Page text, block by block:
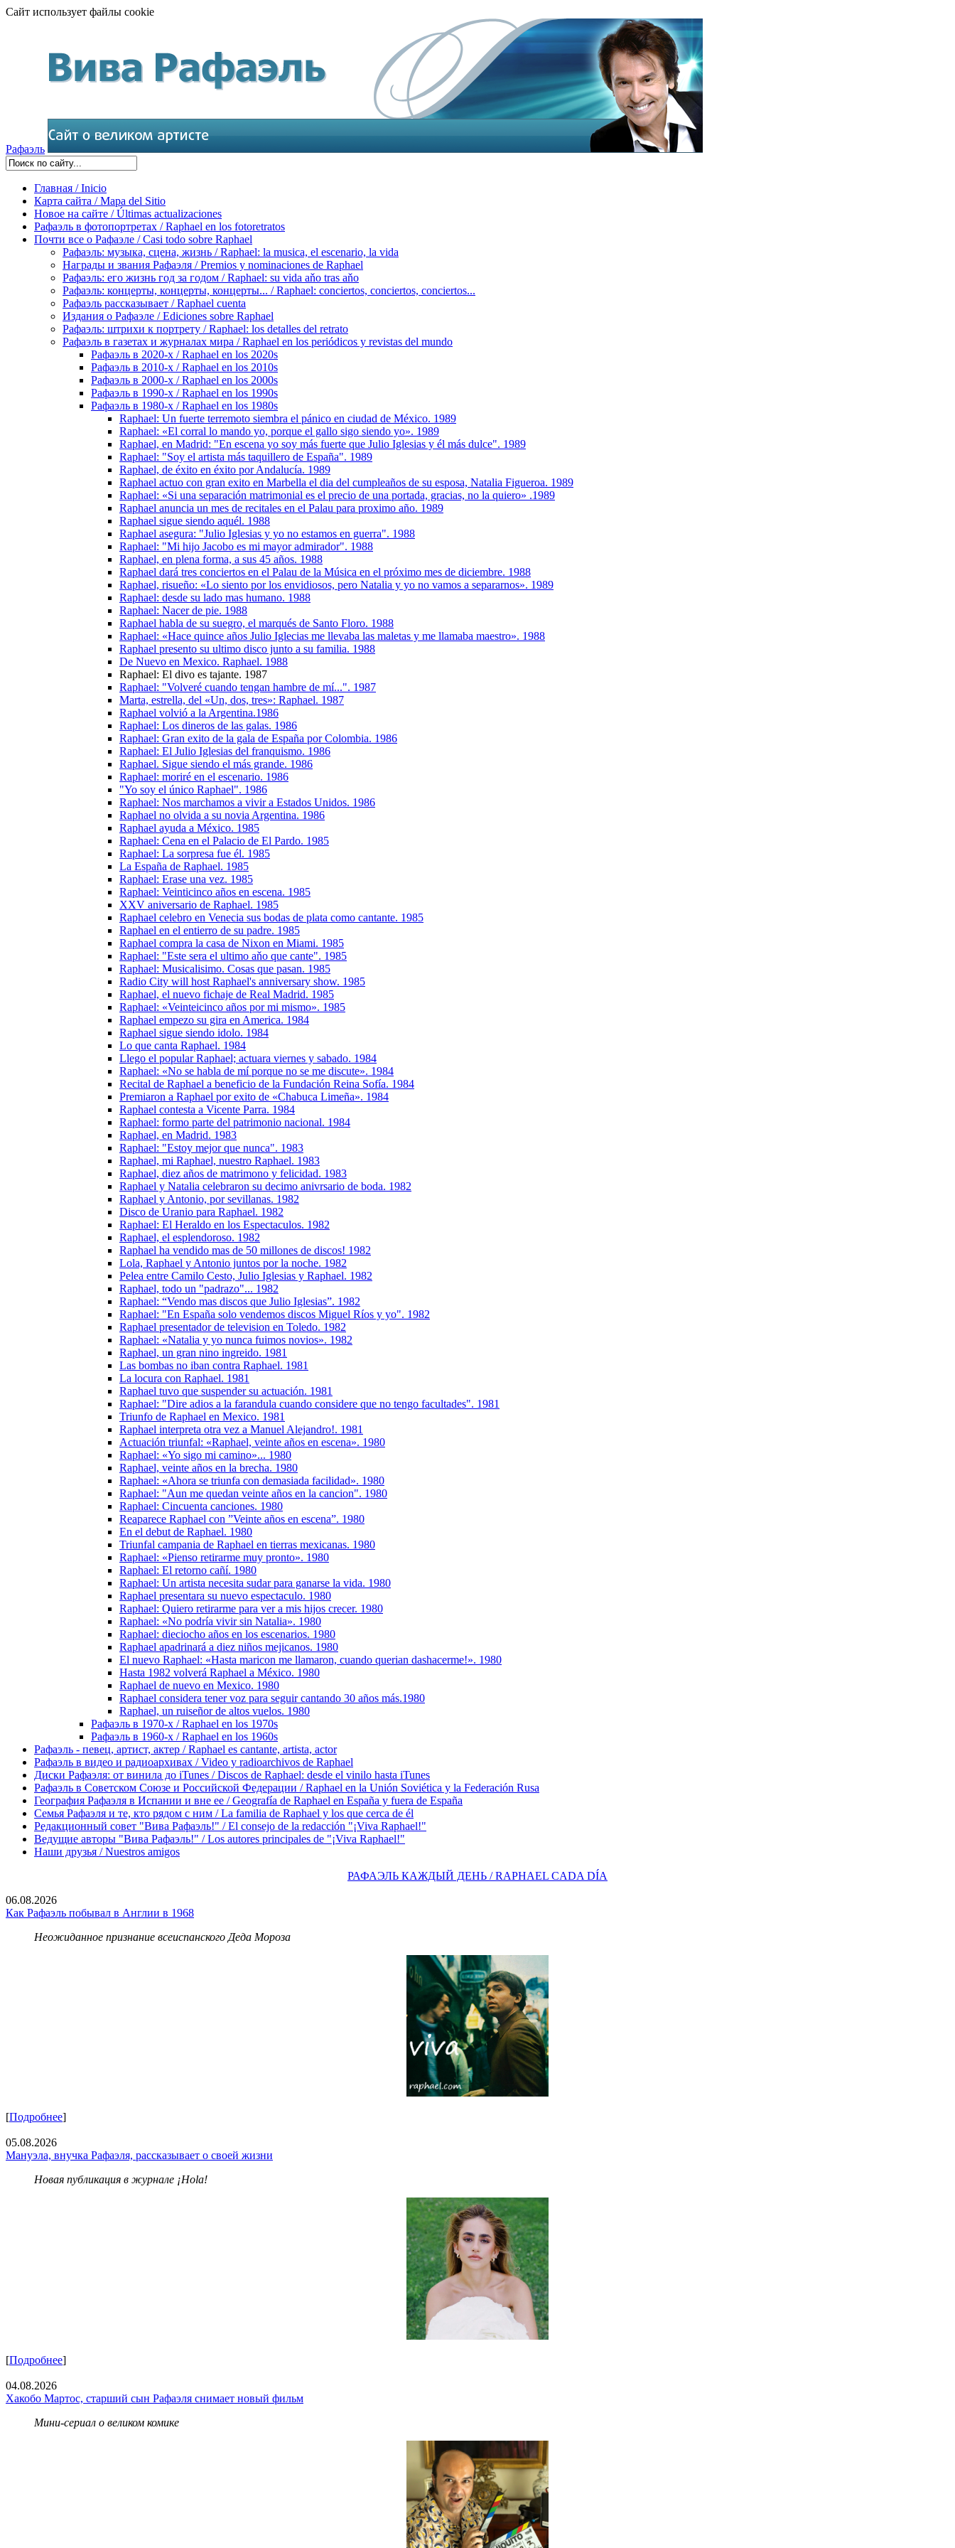
Сайт использует файлы cookie
Рафаэль
Главная / Inicio
Карта сайта / Mapa del Sitio
Новое на сайте / Últimas actualizaciones
Рафаэль в фотопортретах / Raphael en los fotoretratos
Почти все о Рафаэле / Casi todo sobre Raphael
Рафаэль: музыка, сцена, жизнь / Raphael: la musica, el escenario, la vida
Награды и звания Рафаэля / Premios y nominaciones de Raphael
Рафаэль: его жизнь год за годом / Raphael: su vida aňo tras aňo
Рафаэль: концерты, концерты, концерты... / Raphael: conciertos, сonciertos, сonciertos...
Рафаэль рассказывает / Raphael cuenta
Издания о Рафаэле / Ediciones sobre Raphael
Рафаэль: штрихи к портрету / Raphael: los detalles del retrato
Рафаэль в газетах и журналах мира / Raphael en los periódicos y revistas del mundo
Рафаэль в 2020-х / Raphael en los 2020s
Рафаэль в 2010-х / Raphael en los 2010s
Рафаэль в 2000-х / Raphael en los 2000s
Рафаэль в 1990-х / Raphael en los 1990s
Рафаэль в 1980-х / Raphael en los 1980s
Raphael: Un fuerte terremoto siembra el pánico en ciudad de México. 1989
Raphael: «El corral lo mando yo, porque el gallo sigo siendo yo». 1989
Raphael, en Madrid: "En escena yo soy más fuerte que Julio Iglesias y él más dulce". 1989
Raphael: "Soy el artista más taquillero de España". 1989
Raphael, de éxito en éxito por Andalucía. 1989
Raphael actuo con gran exito en Marbella el dia del cumpleaños de su esposa, Natalia Figueroa. 1989
Raphael: «Si una separación matrimonial es el precio de una portada, gracias, no la quiero» .1989
Raphael anuncia un mes de recitales en el Palau para proximo año. 1989
Raphael sigue siendo aquél. 1988
Raphael asegura: "Julio Iglesias y yo no estamos en guerra". 1988
Raphael: "Mi hijo Jacobo es mi mayor admirador". 1988
Raphael, en plena forma, a sus 45 años. 1988
Raphael dará tres conciertos en el Palau de la Música en el próximo mes de diciembre. 1988
Raphael, risueño: «Lo siento por los envidiosos, pero Natalia y yo no vamos a separarnos». 1989
Raphael: desde su lado mas humano. 1988
Raphael: Nacer de pie. 1988
Raphael habla de su suegro, el marqués de Santo Floro. 1988
Raphael: «Hace quince años Julio Iglecias me llevaba las maletas y me llamaba maestro». 1988
Raphael presento su ultimo disco junto a su familia. 1988
De Nuevo en Mexico. Raphael. 1988
Raphael: El divo es tajante. 1987
Raphael: "Volveré cuando tengan hambre de mí...". 1987
Marta, estrella, del «Un, dos, tres»: Raphael. 1987
Raphael volvió a la Argentina.1986
Raphael: Los dineros de las galas. 1986
Raphael: Gran exito de la gala de España por Colombia. 1986
Raphael: El Julio Iglesias del franquismo. 1986
Raphael. Sigue siendo el más grande. 1986
Raphael: moriré en el escenario. 1986
"Yo soy el único Raphael". 1986
Raphael: Nos marchamos a vivir a Estados Unidos. 1986
Raphael no olvida a su novia Argentina. 1986
Raphael ayuda a México. 1985
Raphael: Cena en el Palacio de El Pardo. 1985
Raphael: La sorpresa fue él. 1985
La España de Raphael. 1985
Raphael: Erase una vez. 1985
Raphael: Veinticinco años en escena. 1985
XXV aniversario de Raphael. 1985
Raphael celebro en Venecia sus bodas de plata como cantante. 1985
Raphael en el entierro de su padre. 1985
Raphael compra la casa de Nixon en Miami. 1985
Raphael: "Este sera el ultimo aňo que cante". 1985
Raphael: Musicalisimo. Cosas que pasan. 1985
Radio City will host Raphael's anniversary show. 1985
Raphael, el nuevo fichaje de Real Madrid. 1985
Raphael: «Veinteicinco años por mi mismo». 1985
Raphael empezo su gira en America. 1984
Raphael sigue siendo idolo. 1984
Lo que canta Raphael. 1984
Llego el popular Raphael; actuara viernes y sabado. 1984
Raphael: «No se habla de mí porque no se me discute». 1984
Recital de Raphael a beneficio de la Fundación Reina Sofía. 1984
Premiaron a Raphael por exito de «Chabuca Limeña». 1984
Raphael contesta a Vicente Parra. 1984
Raphael: formo parte del patrimonio nacional. 1984
Raphael, en Madrid. 1983
Raphael: "Estoy mejor que nunca". 1983
Raphael, mi Raphael, nuestro Raphael. 1983
Raphael, diez años de matrimono y felicidad. 1983
Raphael y Natalia celebraron su decimo anivrsario de boda. 1982
Raphael y Antonio, por sevillanas. 1982
Disco de Uranio para Raphael. 1982
Raphael: El Heraldo en los Espectaculos. 1982
Raphael, el esplendoroso. 1982
Raphael ha vendido mas de 50 millones de discos! 1982
Lola, Raphael y Antonio juntos por la noche. 1982
Pelea entre Camilo Cesto, Julio Iglesias y Raphael. 1982
Raphael, todo un "padrazo"... 1982
Raphael: “Vendo mas discos que Julio Iglesias”. 1982
Raphael: "En España solo vendemos discos Miguel Ríos y yo". 1982
Raphael presentador de television en Toledo. 1982
Raphael: «Natalia y yo nunca fuimos novios». 1982
Raphael, un gran nino ingreido. 1981
Las bombas no iban contra Raphael. 1981
La locura con Raphael. 1981
Raphael tuvo que suspender su actuación. 1981
Raphael: "Dire adios a la farandula cuando considere que no tengo facultades". 1981
Triunfo de Raphael en Mexico. 1981
Raphael interpreta otra vez a Manuel Alejandro!. 1981
Actuación triunfal: «Raphael, veinte años en escena». 1980
Raphael: «Yo sigo mi camino»... 1980
Raphael, veinte años en la brecha. 1980
Raphael: «Ahora se triunfa con demasiada facilidad». 1980
Raphael: "Aun me quedan veinte años en la cancion". 1980
Raphael: Cincuenta canciones. 1980
Reaparece Raphael con ”Veinte años en escena”. 1980
En el debut de Raphael. 1980
Triunfal сampania de Raphael en tierras mexicanas. 1980
Raphael: «Pienso retirarme muy pronto». 1980
Raphael: El retorno cañí. 1980
Raphael: Un artista necesita sudar para ganarse la vida. 1980
Raphael presentara su nuevo espectaculo. 1980
Raphael: Quiero retirarme para ver a mis hijos crecer. 1980
Raphael: «No podría vivir sin Natalia». 1980
Raphael: dieciocho años en los escenarios. 1980
Raphael apadrinará a diez niños mejicanos. 1980
El nuevo Raphael: «Hasta maricon me llamaron, cuando querian dashacerme!». 1980
Hasta 1982 volverá Raphael a México. 1980
Raphael de nuevo en Mexico. 1980
Raphael considera tener voz para seguir cantando 30 años más.1980
Raphael, un ruiseñor de altos vuelos. 1980
Рафаэль в 1970-х / Raphael en los 1970s
Рафаэль в 1960-х / Raphael en los 1960s
Рафаэль - певец, артист, актер / Raphael es cantante, artista, actor
Рафаэль в видео и радиоархивах / Video y radioarchivos de Raphael
Диски Рафаэля: от винила до iTunes / Discos de Raphael: desde el vinilo hasta iTunes
Рафаэль в Советском Союзе и Российской Федерации / Raphael en la Unión Soviética y la Federación Rusa
География Рафаэля в Испании и вне ее / Geografía de Raphael en España y fuera de España
Семья Рафаэля и те, кто рядом с ним / La familia de Raphael y los que cerca de él
Редакционный совет "Вива Рафаэль!" / El consejo de la redacción "¡Viva Raphael!"
Ведущие авторы "Вива Рафаэль!" / Los autores principales de "¡Viva Raphael!"
Наши друзья / Nuestros amigos
РАФАЭЛЬ КАЖДЫЙ ДЕНЬ / RAPHAEL CADA DÍA
06.08.2026
Как Рафаэль побывал в Англии в 1968
Неожиданное признание всеиспанского Деда Мороза
[Подробнее]
05.08.2026
Мануэла, внучка Рафаэля, рассказывает о своей жизни
Новая публикация в журнале ¡Hola!
[Подробнее]
04.08.2026
Хакобо Мартос, старший сын Рафаэля снимает новый фильм
Мини-сериал о великом комике